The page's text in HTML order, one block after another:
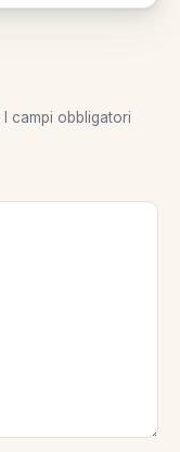
I campi obbligatori